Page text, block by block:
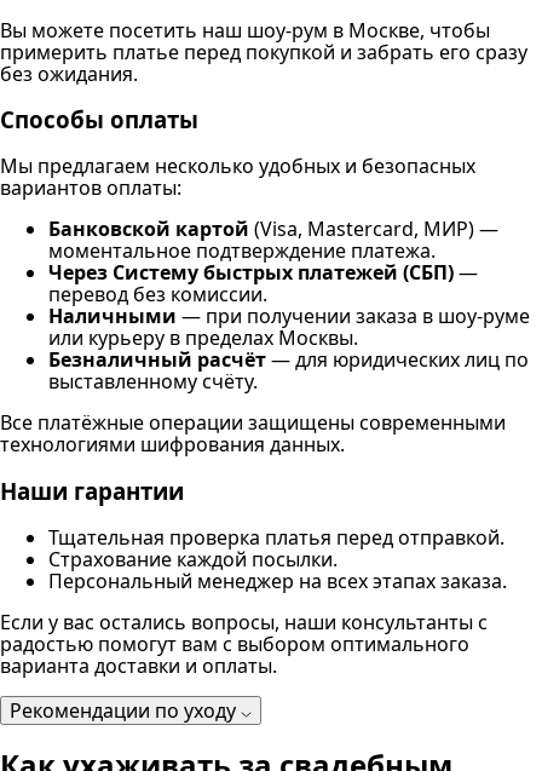
Вы можете посетить наш шоу-рум в Москве, чтобы
примерить платье перед покупкой и забрать его сразу
без ожидания.
Способы оплаты
Мы предлагаем несколько удобных и безопасных
вариантов оплаты:
Банковской картой (Visa, Mastercard, МИР) —
моментальное подтверждение платежа.
Через Систему быстрых платежей (СБП)—
перевод без комиссии.
Наличными — при получении заказа в шоу-руме
или курьеру в пределах Москвы.
Безналичный расчёт— для юридических лиц по
выставленному счёту.
Все платёжные операции защищены современными
технологиями шифрования данных.
Наши гарантии
Тщательная проверка платья перед отправкой.
Страхование каждой посылки.
Персональный менеджер на всех этапах заказа.
Если у вас остались вопросы, наши консультанты с
радостью помогут вам с выбором оптимального
варианта доставки и оплаты.
Рекомендации по уходу